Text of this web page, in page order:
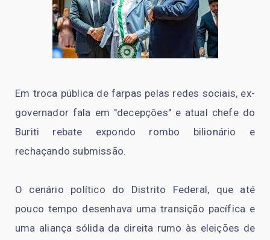
Em troca pública de farpas pelas redes sociais, ex-
governador fala em "decepções" e atual chefe do
Buriti rebate expondo rombo bilionário e
rechaçando submissão.
O cenário político do Distrito Federal, que até
pouco tempo desenhava uma transição pacífica e
uma aliança sólida da direita rumo às eleições de